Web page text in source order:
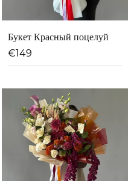
Букет Красный поцелуй
€149